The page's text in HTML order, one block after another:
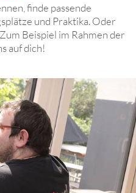
finde passende
und Praktika. Oder
Beispiel im Rahmen der
auf dich!